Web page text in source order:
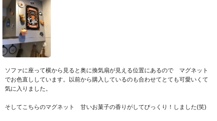
ソファに座って横から見ると奥に換気扇が見える位置にあるので マグネット
でお色直ししています。以前から購入しているのも合わせてとても可愛いくて
気に入りました。
そしてこちらのマグネット 甘いお菓子の香りがしてびっくり！しました(笑)